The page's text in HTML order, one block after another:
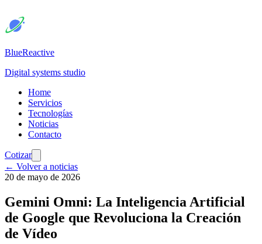
BlueReactive
Digital systems studio
Home
Servicios
Tecnologías
Noticias
Contacto
Cotizar
← Volver a noticias
20 de mayo de 2026
Gemini Omni: La Inteligencia Artificial
de Google que Revoluciona la Creación
de Vídeo